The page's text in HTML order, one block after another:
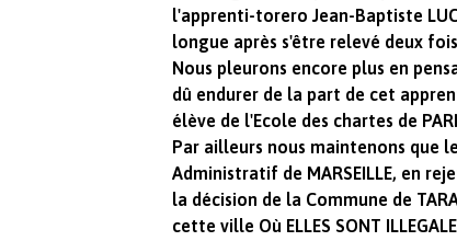
l'apprenti-torero Jean-Baptiste
longue après s'être relevé deux
Nous pleurons encore plus en
dû endurer de la part de cet
élève de l'Ecole des chartes de
Par ailleurs nous maintenons que
Administratif de MARSEILLE, en
la décision de la Commune de
cette ville Où ELLES SONT